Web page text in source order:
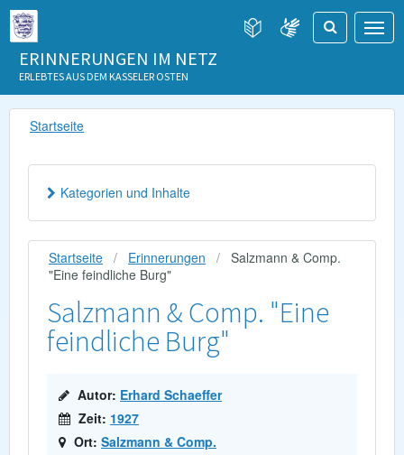
ERINNERUNGEN IM NETZ
ERLEBTES AUS DEM KASSELER OSTEN
Startseite
Startseite Erinnerungen
Salzmann & Comp.
"Eine feindliche Burg"
Salzmann & Comp. "Eine
feindliche Burg"
Autor: Erhard Schaeffer
Zeit: 1927
Ort: Salzmann & Comp.
Kategorien und Inhalte